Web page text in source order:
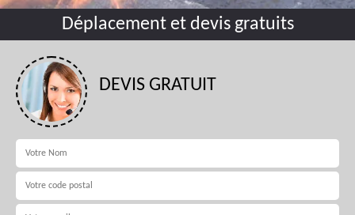
Déplacement et devis gratuits
DEVIS GRATUIT